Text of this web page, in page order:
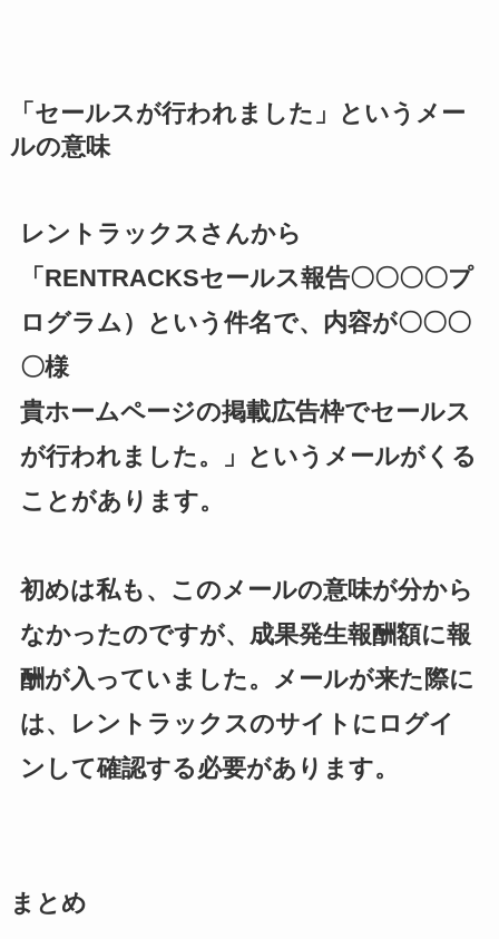
「セールスが行われました」というメー
ルの意味
レントラックスさんから
「RENTRACKSセールス報告〇〇〇〇プ
ログラム）という件名で、内容が〇〇〇
〇様
貴ホームページの掲載広告枠でセールス
が行われました。」というメールがくる
ことがあります。
初めは私も、このメールの意味が分から
なかったのですが、成果発生報酬額に報
酬が入っていました。メールが来た際に
は、レントラックスのサイトにログイ
ンして確認する必要があります。
まとめ